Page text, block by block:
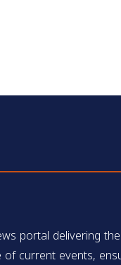
portal delivering
current events,